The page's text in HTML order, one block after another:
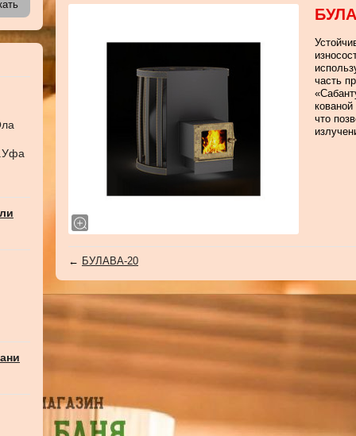
часть
что
← БУЛАВА-20